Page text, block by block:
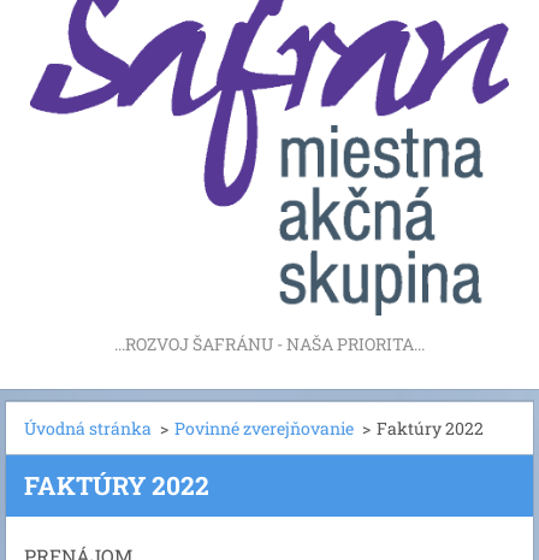
...ROZVOJ ŠAFRÁNU - NAŠA PRIORITA...
Úvodná stránka > Povinné zverejňovanie > Faktúry 2022
FAKTÚRY 2022